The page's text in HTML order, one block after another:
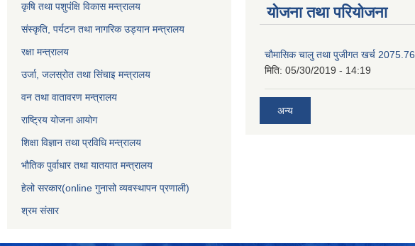
कृषि तथा पशुपंक्षि विकास मन्त्रालय
संस्कृति, पर्यटन तथा नागरिक उड्‍यान मन्त्रालय
रक्षा मन्त्रालय
उर्जा, जलस्रोत तथा सिंचाइ मन्त्रालय
वन तथा वातावरण मन्त्रालय
राष्ट्रिय योजना आयोग
शिक्षा विज्ञान तथा प्रविधि मन्त्रालय
भौतिक पुर्वाधार तथा यातयात मन्त्रालय
हेलो सरकार(online गुनासो व्यवस्थापन प्रणाली)
श्रम संसार
योजना तथा परियोजना
चाैमासिक चालु तथा पुजीगत खर्च 2075.76
मिति: 05/30/2019 - 14:19
अन्य